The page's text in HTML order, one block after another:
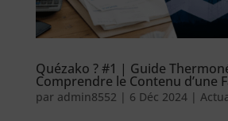
Quézako ? #1 | Guide
Comprendre le Contenu d’une
par admin8552 | 6 Déc 2024|